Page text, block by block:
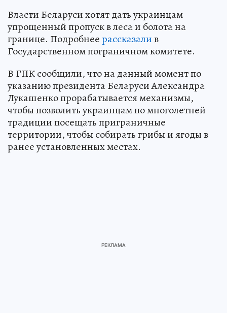
Власти Беларуси хотят дать украинцам
упрощенный пропуск в леса и болота на
границе. Подробнеерассказалив
Государственном пограничном комитете.
В ГПК сообщили, что на данный момент по
указанию президента Беларуси Александра
Лукашенко прорабатывается механизмы,
чтобы позволить украинцам по многолетней
традиции посещать приграничные
территории, чтобы собирать грибы и ягоды в
ранее установленных местах.